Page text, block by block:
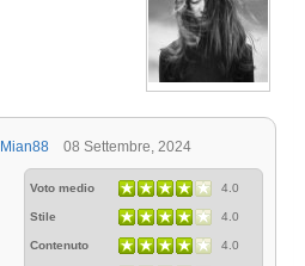
Mian88 08 Settembre, 2024
Voto medio 4.0
Stile 4.0
Contenuto 4.0